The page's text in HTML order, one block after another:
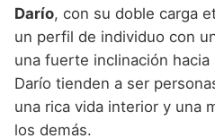
Darío, con su doble carga
un perfil de individuo con
una fuerte inclinación
Darío tienden a ser
una rica vida interior y una
los demás.